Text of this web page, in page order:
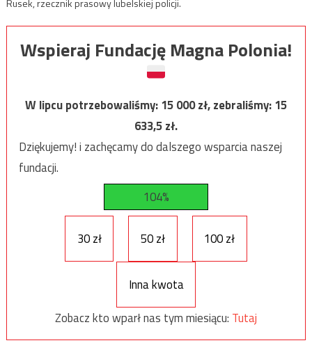
Rusek, rzecznik prasowy lubelskiej policji.
Wspieraj Fundację Magna Polonia!
W lipcu potrzebowaliśmy:15 000zł, zebraliśmy:15
633,5zł.
Dziękujemy! i zachęcamy do dalszego wsparcia naszej
fundacji.
104%
30 zł 50 zł 100 zł
Inna kwota
Zobacz kto wparł nas tym miesiącu: Tutaj